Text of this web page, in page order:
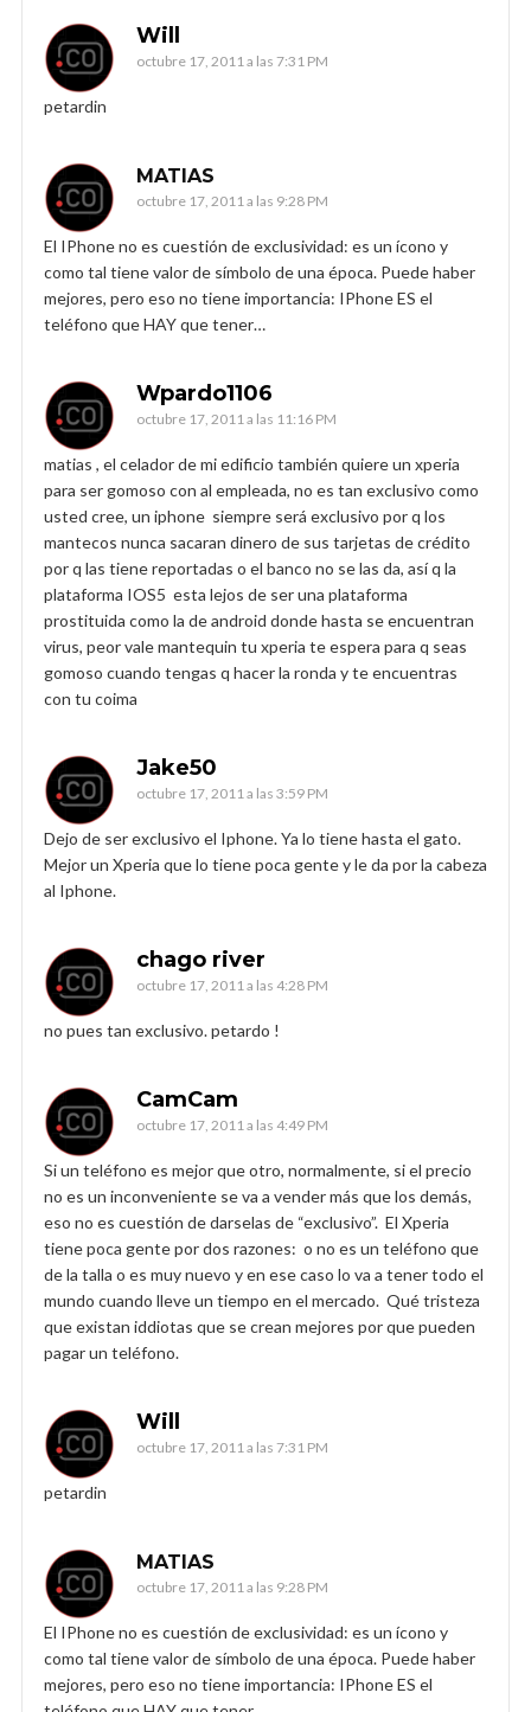
Will
octubre 17, 2011 a las 7:31 PM
petardin
MATIAS
octubre 17, 2011 a las 9:28 PM
El IPhone no es cuestión de exclusividad: es un ícono y
como tal tiene valor de símbolo de una época. Puede haber
mejores, pero eso no tiene importancia: IPhone ES el
teléfono que HAY que tener…
Wpardo1106
octubre 17, 2011 a las 11:16 PM
matias , el celador de mi edificio también quiere un xperia
para ser gomoso con al empleada, no es tan exclusivo como
usted cree, un iphone siempre será exclusivo por q los
mantecos nunca sacaran dinero de sus tarjetas de crédito
por q las tiene reportadas o el banco no se las da, así q la
plataforma IOS5 esta lejos de ser una plataforma
prostituida como la de android donde hasta se encuentran
virus, peor vale mantequin tu xperia te espera para q seas
gomoso cuando tengas q hacer la ronda y te encuentras
con tu coima
Jake50
octubre 17, 2011 a las 3:59 PM
Dejo de ser exclusivo el Iphone. Ya lo tiene hasta el gato.
Mejor un Xperia que lo tiene poca gente y le da por la cabeza
al Iphone.
chago river
octubre 17, 2011 a las 4:28 PM
no pues tan exclusivo. petardo !
CamCam
octubre 17, 2011 a las 4:49 PM
Si un teléfono es mejor que otro, normalmente, si el precio
no es un inconveniente se va a vender más que los demás,
eso no es cuestión de darselas de “exclusivo”. El Xperia
tiene poca gente por dos razones: o no es un teléfono que
de la talla o es muy nuevo y en ese caso lo va a tener todo el
mundo cuando lleve un tiempo en el mercado. Qué tristeza
que existan iddiotas que se crean mejores por que pueden
pagar un teléfono.
Will
octubre 17, 2011 a las 7:31 PM
petardin
MATIAS
octubre 17, 2011 a las 9:28 PM
El IPhone no es cuestión de exclusividad: es un ícono y
como tal tiene valor de símbolo de una época. Puede haber
mejores, pero eso no tiene importancia: IPhone ES el